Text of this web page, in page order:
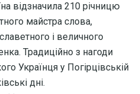
відзначила 210 річницю
майстра слова,
і величного
Традиційно з нагоди
Українця у Погірцівській
дні.